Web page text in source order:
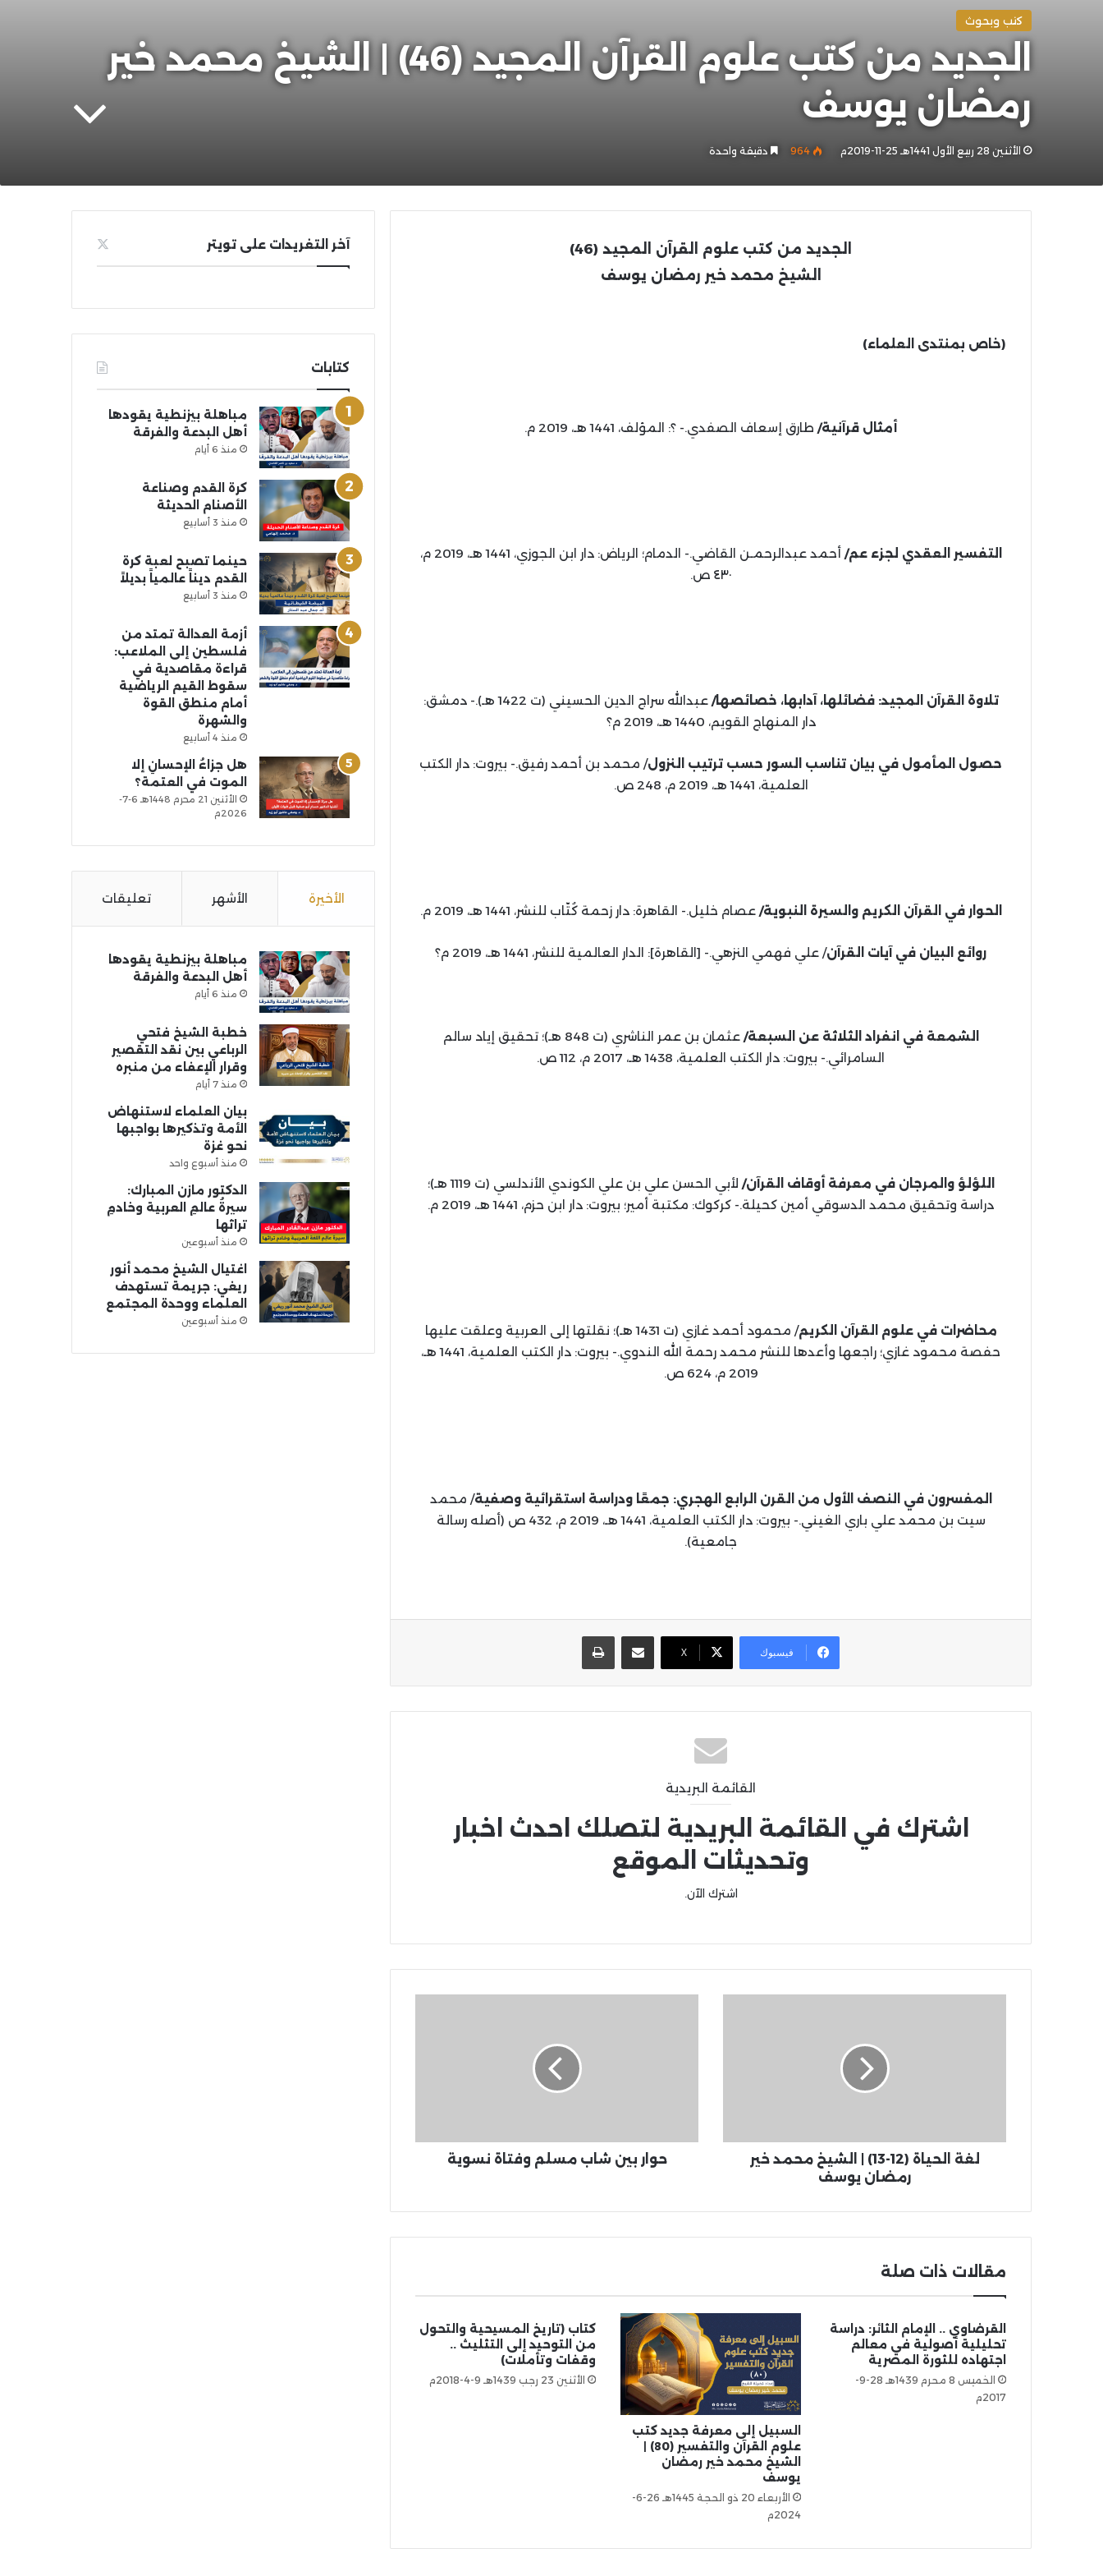
كتب وبحوث
الجديد من كتب علوم القرآن المجيد (46) | الشيخ محمد خير
رمضان يوسف
الأثنين 28 ربيع الأول 1441هـ 25-11-2019م 964 دقيقة واحدة
الجديد من كتب علوم القرآن المجيد (46)
الشيخ محمد خير رمضان يوسف
(خاص بمنتدى العلماء)
أمثال قرآنية/ طارق إسعاف الصفدي.- ؟: المؤلف، 1441 هـ، 2019 م.
التفسير العقدي لجزء عم/
أحمد عبدالرحمـن القاضي.- الدمام؛ الرياض: دار ابن الجوزي، 1441 هـ، 2019 م،
٤٣٠ ص.
تلاوة القرآن المجيد: فضائلها، آدابها، خصائصها/
عبدالله سراج الدين الحسيني (ت 1422 هـ).- دمشق:
دار المنهاج القويم، 1440 هـ، 2019 م؟
حصول المأمول في بيان تناسب السور حسب ترتيب النزول/ محمد بن أحمد رفيق.- بيروت: دار الكتب
العلمية، 1441 هـ، 2019 م، 248 ص.
الحوار في القرآن الكريم والسيرة النبوية/عصام خليل.- القاهرة: دار زحمة كُتّاب للنشر، 1441 هـ، 2019 م.
روائع البيان في آيات القرآن/ علي فهمي النزهي.- [القاهرة]: الدار العالمية للنشر، 1441 هـ، 2019 م؟
الشمعة في انفراد الثلاثة عن السبعة/
عثمان بن عمر الناشري (ت 848 هـ)؛ تحقيق إياد سالم
السامرائي.- بيروت: دار الكتب العلمية، 1438 هـ، 2017 م، 112 ص.
اللؤلؤ والمرجان في معرفة أوقاف القرآن/
لأبي الحسن علي بن علي الكوندي الأندلسي (ت 1119 هـ)؛
دراسة وتحقيق محمد الدسوقي أمين كحيلة.- كركوك: مكتبة أمير؛ بيروت: دار ابن حزم، 1441 هـ، 2019 م.
محاضرات في علوم القرآن الكريم
/ محمود أحمد غازي (ت 1431 هـ)؛ نقلتها إلى العربية وعلقت عليها
حفصة محمود غازي؛ راجعها وأعدها للنشر محمد رحمة الله الندوي.- بيروت: دار الكتب العلمية، 1441 هـ،
2019 م، 624 ص.
المفسرون في النصف الأول من القرن الرابع الهجري: جمعًا ودراسة استقرائية وصفية/ محمد
سيت بن محمد علي باري الغيني.- بيروت: دار الكتب العلمية، 1441 هـ، 2019 م، 432 ص (أصله رسالة
جامعية).
فيسبوك X
مشاركة عبر البريد
القائمة البريدية
اشترك في القائمة البريدية لتصلك احدث اخبار
وتحديثات الموقع
اشترك الآن.
لغة الحياة (12-13) | الشيخ محمد خير
رمضان يوسف
حوار بين شاب مسلم وفتاة نسوية
مقالات ذات صلة
القرضاوي .. الإمام الثائر: دراسة
تحليلية أصولية في معالم
اجتهاده للثورة المصرية
الخميس 8 محرم 1439هـ 28-9-
2017م
السبيل إلى معرفة جديد كتب
علوم القرآن والتفسير (80) |
الشيخ محمد خير رمضان
يوسف
الأربعاء 20 ذو الحجة 1445هـ 26-6-
2024م
كتاب (تاريخ المسيحية والتحول
من التوحيد إلى التثليث ..
وقفات وتأملات)
الأثنين 23 رجب 1439هـ 9-4-2018م
آخر التغريدات على تويتر
كتابات
مباهلة بيزنطية يقودها
أهل البدعة والفرقة
منذ 6 أيام
كرة القدم وصناعة
الأصنام الحديثة
منذ 3 أسابيع
حينما تصبح لعبة كرة
القدم ديناً عالمياً بديلاً
منذ 3 أسابيع
أزمة العدالة تمتد من
فلسطين إلى الملاعب:
قراءة مقاصدية في
سقوط القيم الرياضية
أمام منطق القوة
والشهرة
منذ 4 أسابيع
هل جزاءُ الإحسانِ إلا
الموت في العتمة؟
الأثنين 21 محرم 1448هـ 6-7-
2026م
الأخيرة الأشهر تعليقات
مباهلة بيزنطية يقودها
أهل البدعة والفرقة
منذ 6 أيام
خطبة الشيخ فتحي
الرباعي بين نقد التقصير
وقرار الإعفاء من منبره
منذ 7 أيام
بيان العلماء لاستنهاض
الأمة وتذكيرها بواجبها
نحو غزة
منذ أسبوع واحد
الدكتور مازن المبارك:
سيرةُ عالمِ العربية وخادمِ
تراثها
منذ أسبوعين
اغتيال الشيخ محمد أنور
ريغي: جريمة تستهدف
العلماء ووحدة المجتمع
منذ أسبوعين